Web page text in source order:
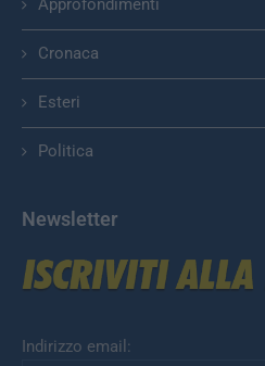
Approfondimenti
Cronaca
Esteri
Politica
Newsletter
Indirizzo email: